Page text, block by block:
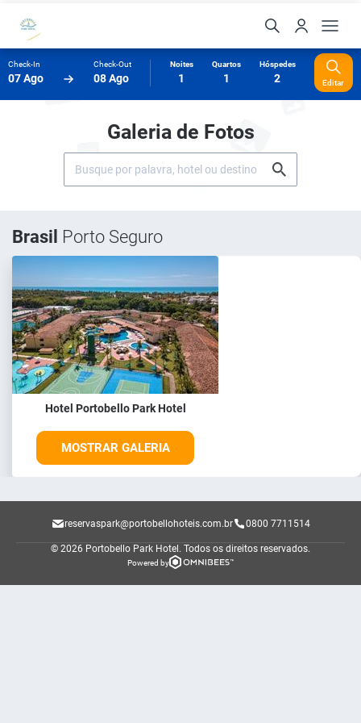
Check-In
07 Ago
Check-Out
08 Ago
Noites
1
Quartos
1
Hóspedes
2 Editar
Galeria de Fotos
Brasil Porto Seguro
Hotel Portobello Park Hotel
MOSTRAR GALERIA
reservaspark@portobellohoteis.com.br 0800 7711514
© 2026 Portobello Park Hotel. Todos os direitos reservados.
Powered by